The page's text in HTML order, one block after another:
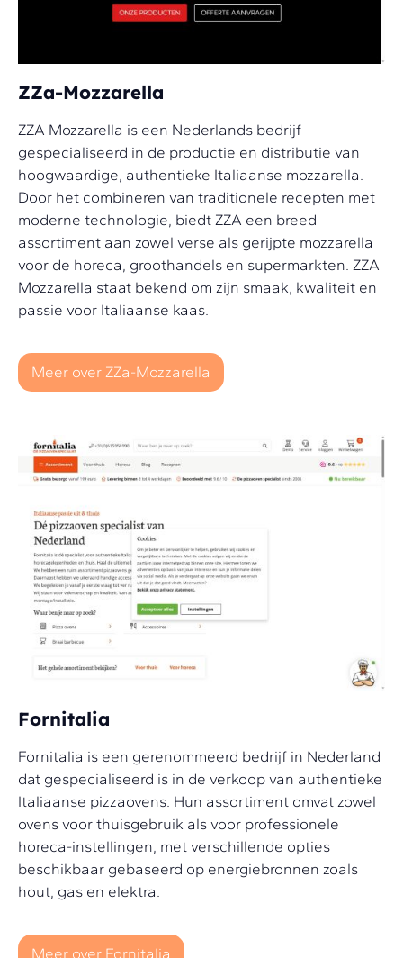
ZZa-Mozzarella
ZZA Mozzarella is een Nederlands bedrijf
gespecialiseerd in de productie en distributie van
hoogwaardige, authentieke Italiaanse mozzarella.
Door het combineren van traditionele recepten met
moderne technologie, biedt ZZA een breed
assortiment aan zowel verse als gerijpte mozzarella
voor de horeca, groothandels en supermarkten. ZZA
Mozzarella staat bekend om zijn smaak, kwaliteit en
passie voor Italiaanse kaas.
Meer over ZZa-Mozzarella
Fornitalia
Fornitalia is een gerenommeerd bedrijf in Nederland
dat gespecialiseerd is in de verkoop van authentieke
Italiaanse pizzaovens. Hun assortiment omvat zowel
ovens voor thuisgebruik als voor professionele
horeca-instellingen, met verschillende opties
beschikbaar gebaseerd op energiebronnen zoals
hout, gas en elektra.
Meer over Fornitalia